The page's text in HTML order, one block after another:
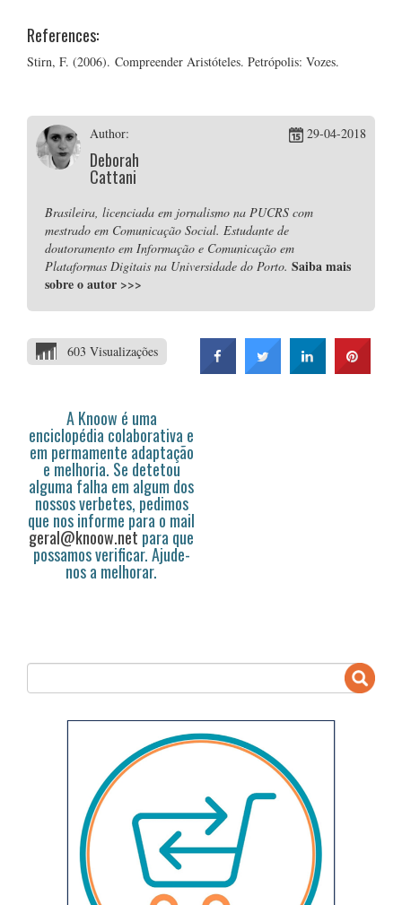
References:
Stirn, F. (2006). Compreender Aristóteles. Petrópolis: Vozes.
Author:
Deborah
Cattani
29-04-2018
Brasileira, licenciada em jornalismo na PUCRS com
mestrado em Comunicação Social. Estudante de
doutoramento em Informação e Comunicação em
Plataformas Digitais na Universidade do Porto. Saiba mais
sobre o autor >>>
603 Visualizações
A Knoow é uma
enciclopédia colaborativa e
em permamente adaptação
e melhoria. Se detetou
alguma falha em algum dos
nossos verbetes, pedimos
que nos informe para o mail
geral@knoow.net para que
possamos verificar. Ajude-
nos a melhorar.